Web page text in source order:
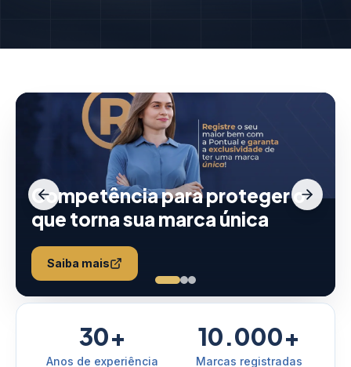
Competência para proteger o
que torna sua marca única
Saiba mais
30+
Anos de experiência
10.000+
Marcas registradas